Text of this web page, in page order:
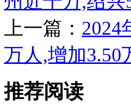
上一篇： 2024
万人,增加3.50
推荐阅读